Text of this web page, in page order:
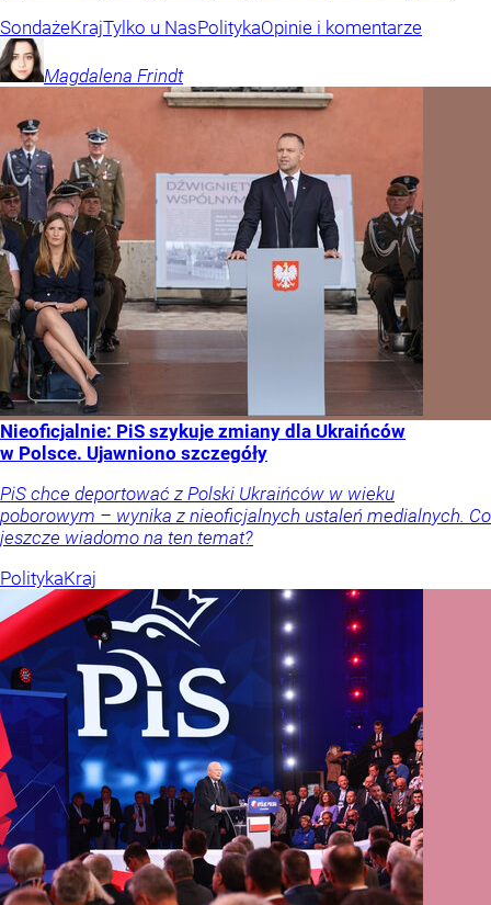
SondażeKrajTylko u NasPolitykaOpinie i komentarze
Magdalena Frindt
Nieoficjalnie: PiS szykuje zmiany dla Ukraińców
w Polsce. Ujawniono szczegóły
PiS chce deportować z Polski Ukraińców w wieku
poborowym – wynika z nieoficjalnych ustaleń medialnych. Co
jeszcze wiadomo na ten temat?
PolitykaKraj